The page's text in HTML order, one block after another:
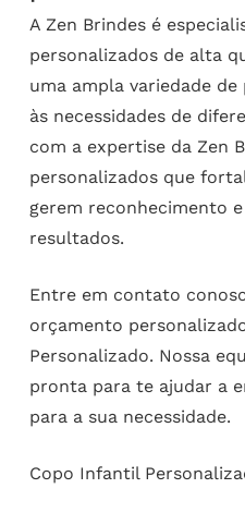
A Zen Brindes é
personalizados de alta
uma ampla variedade
às necessidades de
com a expertise da Zen
personalizados que
gerem reconhecimento
resultados.
Entre em contato
orçamento
Personalizado. Nossa
pronta para te ajudar a
para a sua necessidade.
Copo Infantil